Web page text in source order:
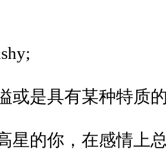
是具有某种特质
的你，在感情上总